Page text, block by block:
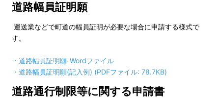
道路幅員証明願
運送業などで町道の幅員証明が必要な場合に申請する様式で
す。
・ 道路幅員証明願-Wordファイル
・ 道路幅員証明願(記入例) (PDFファイル: 78.7KB)
道路通行制限等に関する申請書